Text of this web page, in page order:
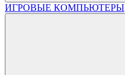
ИГРОВЫЕ КОМПЬЮТЕРЫ